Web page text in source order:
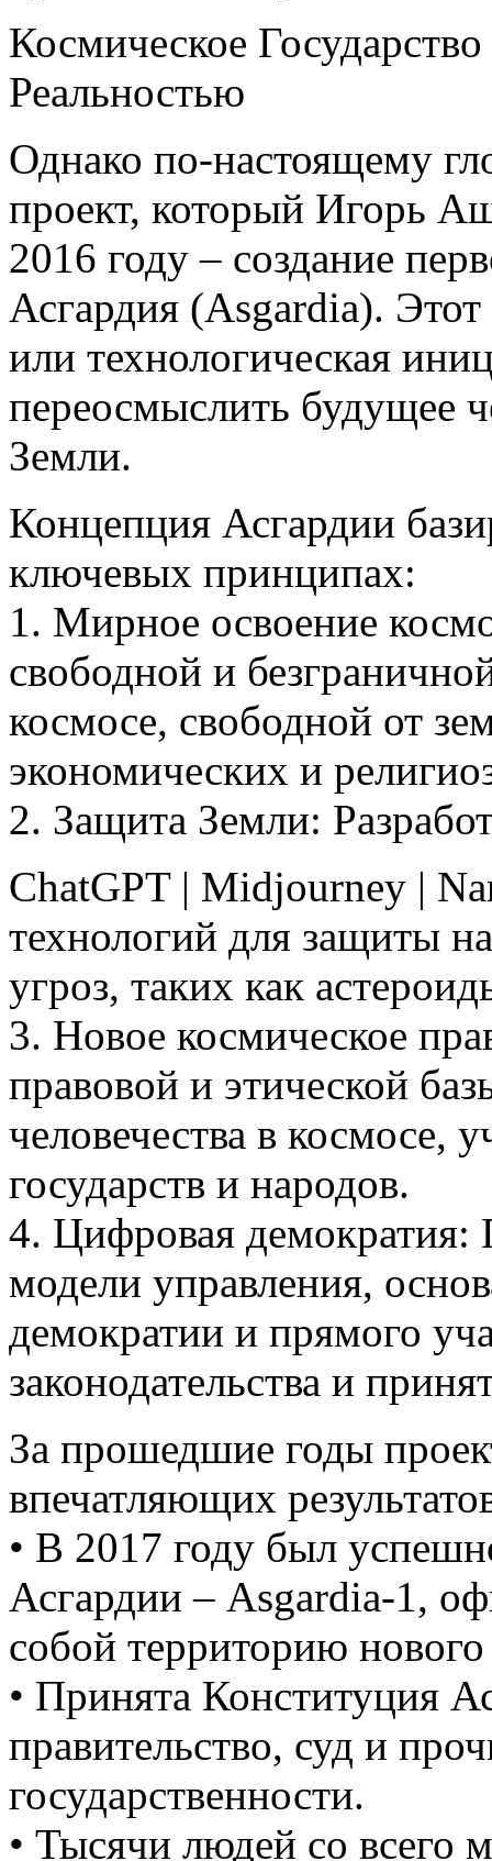
Космическое
Реальностью
Однако по-настоящему
проект, который Игорь
2016 году – создание
Асгардия (Asgardia).
или технологическая
переосмыслить будущее
Земли.
Концепция Асгардии
ключевых принципах:
1. Мирное освоение
свободной и
космосе, свободной от
экономических и
2. Защита Земли:
ChatGPT | Midjourney |
технологий для защиты
угроз, таких как
3. Новое космическое
правовой и этической
человечества в космосе,
государств и народов.
4. Цифровая демократия:
модели управления,
демократии и прямого
законодательства и
За прошедшие годы
впечатляющих
• В 2017 году был
Асгардии – Asgardia-1,
собой территорию нового
• Принята Конституция
правительство, суд и
государственности.
• Тысячи людей со всего